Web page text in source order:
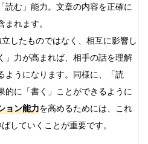
読む」能力。文章の内容を正確に
れます。
したものではなく、相互に影響し
」力が高まれば、相手の話を理解
ようになります。同様に、「読
的に「書く」ことができるように
ョン能力を高めるためには、これ
していくことが重要です。